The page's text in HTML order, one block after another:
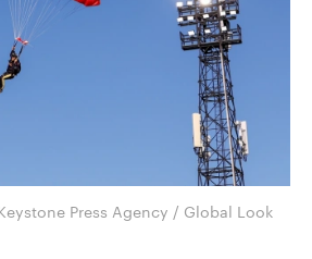
Press Agency / Global Look